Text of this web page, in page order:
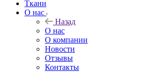
Ткани
О нас
Назад
О нас
О компании
Новости
Отзывы
Контакты